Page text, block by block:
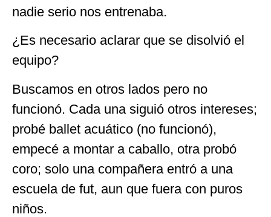
nadie serio nos entrenaba.
¿Es necesario aclarar que se disolvió el
equipo?
Buscamos en otros lados pero no
funcionó. Cada una siguió otros intereses;
probé ballet acuático (no funcionó),
empecé a montar a caballo, otra probó
coro; solo una compañera entró a una
escuela de fut, aun que fuera con puros
niños.